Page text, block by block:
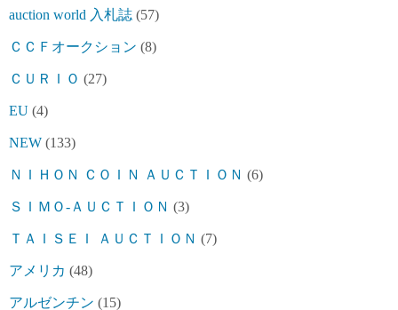
auction world 入札誌 (57)
ＣＣＦオークション (8)
ＣＵＲＩＯ (27)
EU (4)
NEW (133)
ＮＩＨＯＮ ＣＯＩＮ ＡＵＣＴＩＯＮ (6)
ＳＩＭＯ-ＡＵＣＴＩＯＮ (3)
ＴＡＩＳＥＩ ＡＵＣＴＩＯＮ (7)
アメリカ (48)
アルゼンチン (15)